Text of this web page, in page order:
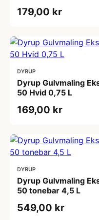
179,00 kr
DYRUP
Dyrup Gulvmaling
50 Hvid 0,75 L
169,00 kr
DYRUP
Dyrup Gulvmaling
50 tonebar 4,5 L
549,00 kr